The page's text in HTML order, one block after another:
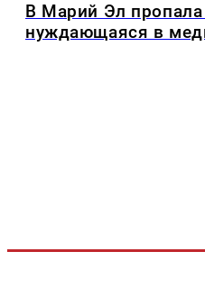
В Марий Эл
нуждающаяся в